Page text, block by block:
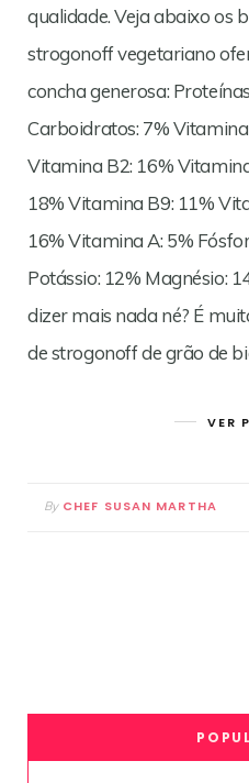
qualidade. Veja abaixo os
strogonoff vegetariano
concha generosa:
Carboidratos: 7%
Vitamina B2: 16%
18% Vitamina B9: 11%
16% Vitamina A: 5%
Potássio: 12% Magnésio:
dizer mais nada né? É
de strogonoff de grão de
VER
By CHEF SUSAN MARTHA